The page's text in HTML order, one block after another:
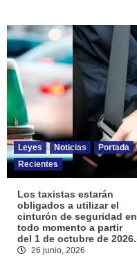
Leyes Noticias
Portada
Recientes
Los taxistas estarán
obligados a utilizar el
cinturón de seguridad en
todo momento a partir
del 1 de octubre de 2026.
26 junio, 2026